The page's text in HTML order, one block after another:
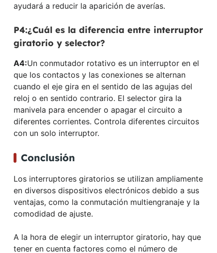
ayudará a reducir la aparición de averías.
P4:¿Cuál es la diferencia entre interruptor
giratorio y selector?
A4:Un conmutador rotativo es un interruptor en el
que los contactos y las conexiones se alternan
cuando el eje gira en el sentido de las agujas del
reloj o en sentido contrario. El selector gira la
manivela para encender o apagar el circuito a
diferentes corrientes. Controla diferentes circuitos
con un solo interruptor.
Conclusión
Los interruptores giratorios se utilizan ampliamente
en diversos dispositivos electrónicos debido a sus
ventajas, como la conmutación multiengranaje y la
comodidad de ajuste.
A la hora de elegir un interruptor giratorio, hay que
tener en cuenta factores como el número de